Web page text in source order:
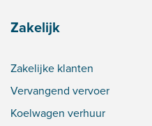
Zakelijk
Zakelijke klanten
Vervangend vervoer
Koelwagen verhuur